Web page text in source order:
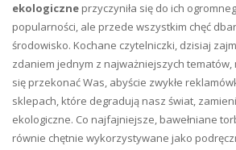
ekologiczne przyczyniła się do ich
popularności, ale przede wszystkim chęć
środowisko. Kochane czytelniczki, dzisiaj
zdaniem jednym z najważniejszych
się przekonać Was, abyście zwykłe
sklepach, które degradują nasz świat,
ekologiczne. Co najfajniejsze, bawełniane
równie chętnie wykorzystywane jako